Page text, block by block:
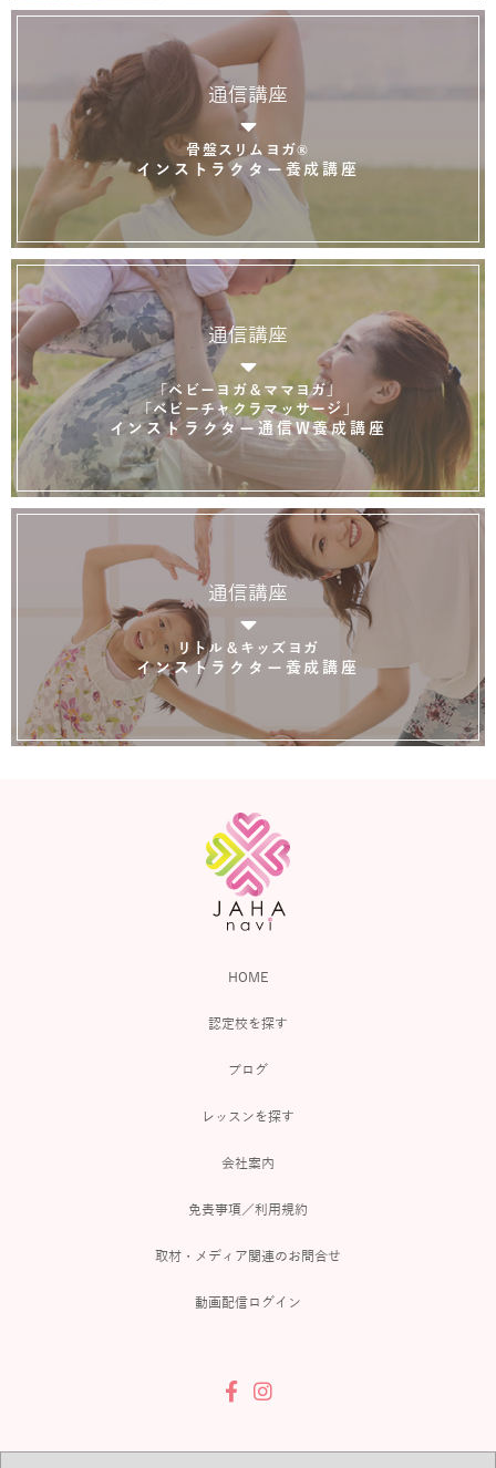
通信講座
骨盤スリムヨガ®
インストラクター養成講座
通信講座
「ベビーヨガ＆ママヨガ」
「ベビーチャクラマッサージ」
インストラクター通信W養成講座
通信講座
リトル＆キッズヨガ
インストラクター養成講座
HOME
認定校を探す
ブログ
レッスンを探す
会社案内
免責事項／利用規約
取材・メディア関連のお問合せ
動画配信ログイン